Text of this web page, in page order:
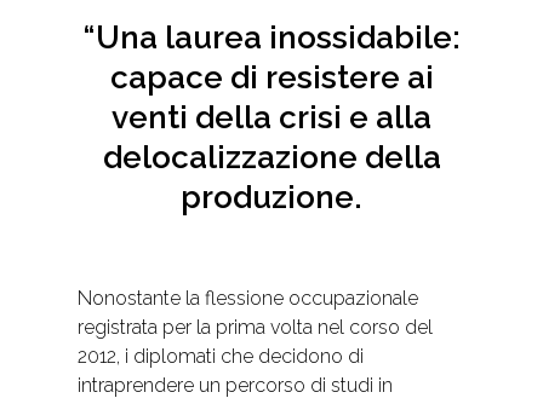
“Una laurea inossidabile:
capace di resistere ai
venti della crisi e alla
delocalizzazione della
produzione.
Nonostante la flessione occupazionale
registrata per la prima volta nel corso del
2012, i diplomati che decidono di
intraprendere un percorso di studi in